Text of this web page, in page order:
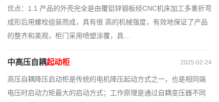
优点：1.1 产品的外壳完全是由覆铝锌钢板经CNC机床加工多重折弯
成形后用螺栓组装而成，具有很 高的机械强度，有效地保证了产品
的整齐和美观，柜门采用喷塑涂覆，具…
2025-02-24
中高压自耦起动柜
高压自耦降压启动柜是传统的电机降压起动方式之一，也是相同端
电压时启动力矩最大的启动方式；工作原理是通过自耦变压器不同